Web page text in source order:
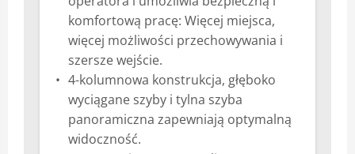
komfortową pracę: Więcej miejsca,
więcej możliwości przechowywania i
szersze wejście.
4-kolumnowa konstrukcja, głęboko
wyciągane szyby i tylna szyba
panoramiczna zapewniają optymalną
widoczność.